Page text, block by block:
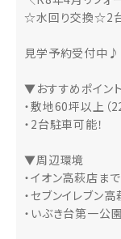
☆水回り交換☆2
見学予約受付中♪
▼おすすめポイント
・敷地60坪以上（
・2台駐車可能！
▼周辺環境
・イオン高萩店ま
・セブンイレブン
・いぶき台第一公